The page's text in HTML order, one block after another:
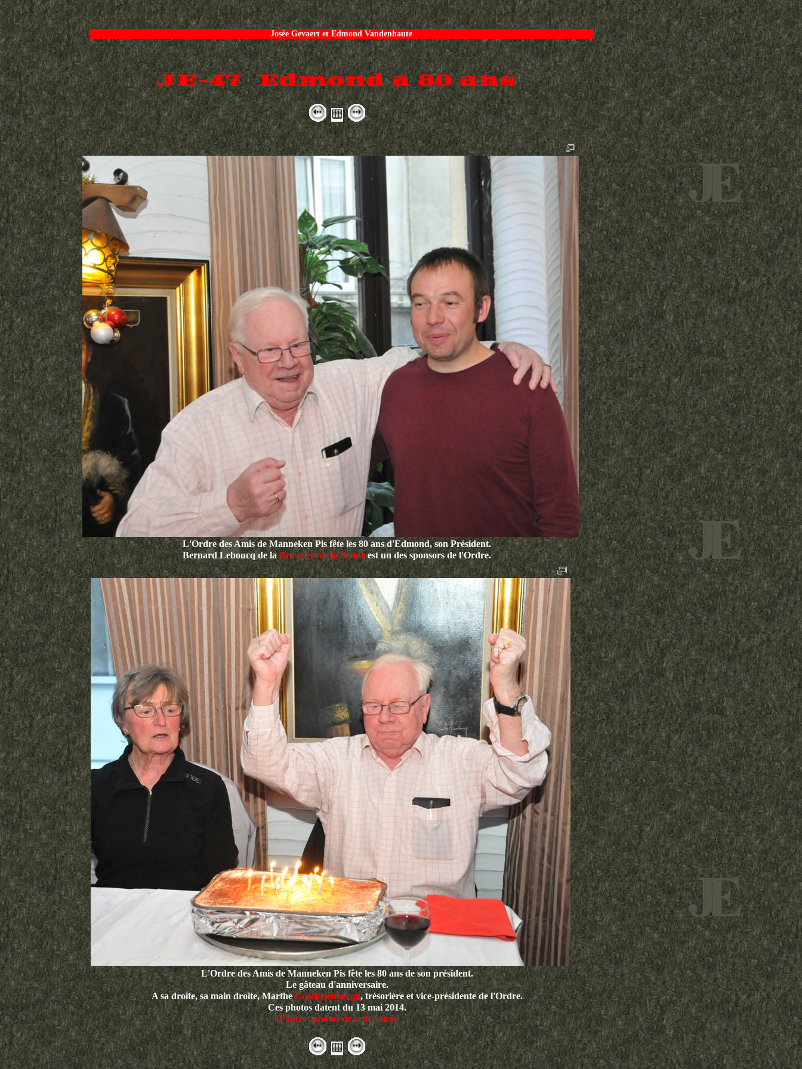
Josée Gevaert et Edmond Vandenhaute
JE-47 Edmond a 80 ans
L'Ordre des Amis de Manneken Pis fête les 80 ans d'Edmond, son Président.
Bernard Leboucq de laBrasserie de la Senneest un des sponsors de l'Ordre.
L'Ordre des Amis de Manneken Pis fête les 80 ans de son président.
Le gâteau d'anniversaire.
A sa droite, sa main droite, MartheCoeckelenbergh, trésorière et vice-présidente de l'Ordre.
Ces photos datent du 13 mai 2014.
D'autres photos de cette soirée